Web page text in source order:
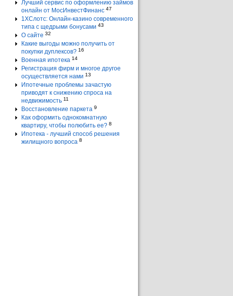
Лучший сервис по оформлению займов
онлайн от МосИнвестФинанс 47
1ХСлотс: Онлайн-казино современного
типа с щедрыми бонусами 43
О сайте 32
Какие выгоды можно получить от
покупки дуплексов? 16
Военная ипотека 14
Регистрация фирм и многое другое
осуществляется нами 13
Ипотечные проблемы зачастую
приводят к снижению спроса на
недвижимость 11
Восстановление паркета 9
Как оформить однокомнатную
квартиру, чтобы полюбить ее? 8
Ипотека - лучший способ решения
жилищного вопроса 8